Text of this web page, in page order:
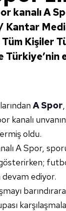
kanalı A
Kantar
Kişiler
A Spor
kanalı
oldu.
A Spor,
ediyor.